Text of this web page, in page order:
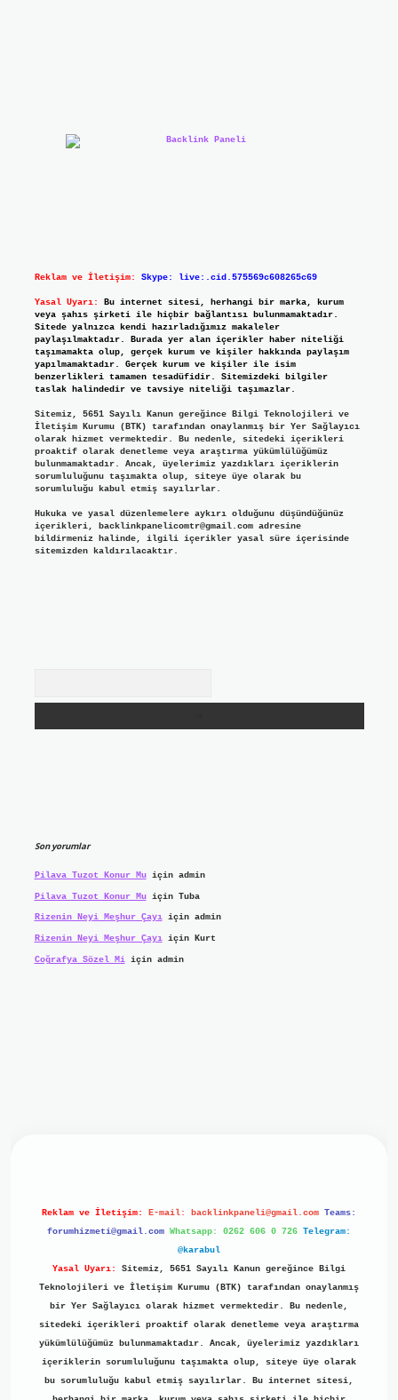
Reklam ve İletişim: Skype: live:.cid.575569c608265c69
Yasal Uyarı:
Bu internet sitesi, herhangi bir marka, kurum
veya şahıs şirketi ile hiçbir bağlantısı bulunmamaktadır.
Sitede yalnızca kendi hazırladığımız makaleler
paylaşılmaktadır. Burada yer alan içerikler haber niteliği
taşımamakta olup, gerçek kurum ve kişiler hakkında paylaşım
yapılmamaktadır. Gerçek kurum ve kişiler ile isim
benzerlikleri tamamen tesadüfidir. Sitemizdeki bilgiler
taslak halindedir ve tavsiye niteliği taşımazlar.
Sitemiz, 5651 Sayılı Kanun gereğince Bilgi Teknolojileri ve
İletişim Kurumu (BTK) tarafından onaylanmış bir Yer Sağlayıcı
olarak hizmet vermektedir. Bu nedenle, sitedeki içerikleri
proaktif olarak denetleme veya araştırma yükümlülüğümüz
bulunmamaktadır. Ancak, üyelerimiz yazdıkları içeriklerin
sorumluluğunu taşımakta olup, siteye üye olarak bu
sorumluluğu kabul etmiş sayılırlar.
Hukuka ve yasal düzenlemelere aykırı olduğunu düşündüğünüz
içerikleri, backlinkpanelicomtr@gmail.comadresine
bildirmeniz halinde, ilgili içerikler yasal süre içerisinde
sitemizden kaldırılacaktır.
Son yorumlar
Pilava Tuzot Konur Muiçin admin
Pilava Tuzot Konur Muiçin Tuba
Rizenin Neyi Meşhur Çayıiçin admin
Rizenin Neyi Meşhur Çayıiçin Kurt
Coğrafya Sözel Miiçin admin
Reklam ve İletişim: E-mail: backlinkpaneli@gmail.com Teams:
forumhizmeti@gmail.com Whatsapp: 0262 606 0 726 Telegram:
@karabul
Yasal Uyarı:
Sitemiz, 5651 Sayılı Kanun gereğince Bilgi
Teknolojileri ve İletişim Kurumu (BTK) tarafından onaylanmış
bir Yer Sağlayıcı olarak hizmet vermektedir. Bu nedenle,
sitedeki içerikleri proaktif olarak denetleme veya araştırma
yükümlülüğümüz bulunmamaktadır. Ancak, üyelerimiz yazdıkları
içeriklerin sorumluluğunu taşımakta olup, siteye üye olarak
bu sorumluluğu kabul etmiş sayılırlar. Bu internet sitesi,